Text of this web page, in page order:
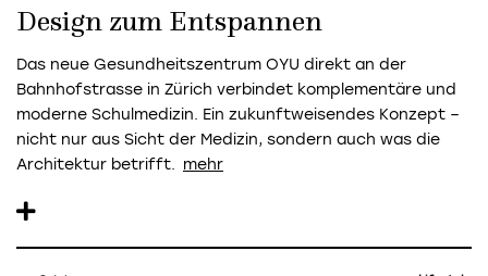
Design zum Entspannen
Das neue Gesundheitszentrum OYU direkt an der
Bahnhofstrasse in Zürich verbindet komplementäre und
moderne Schulmedizin. Ein zukunftweisendes Konzept –
nicht nur aus Sicht der Medizin, sondern auch was die
Architektur betrifft.